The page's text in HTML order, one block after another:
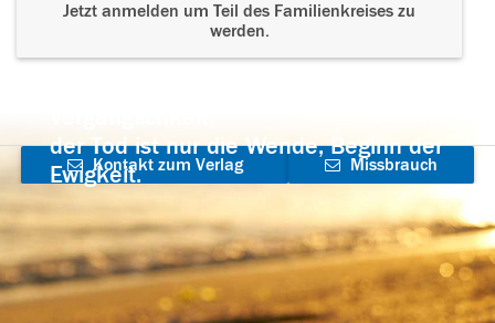
Jetzt anmelden um Teil des Familienkreises zu
werden.
der Tod ist nur die Wende, Beginn der
Ewigkeit.
Kontakt zum Verlag
aufnehmen
Missbrauch